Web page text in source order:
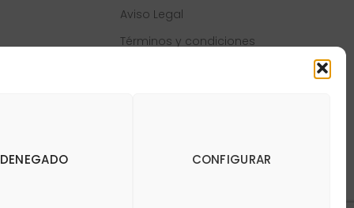
DENEGADO CONFIGURAR
Aviso Legal
Términos y condiciones